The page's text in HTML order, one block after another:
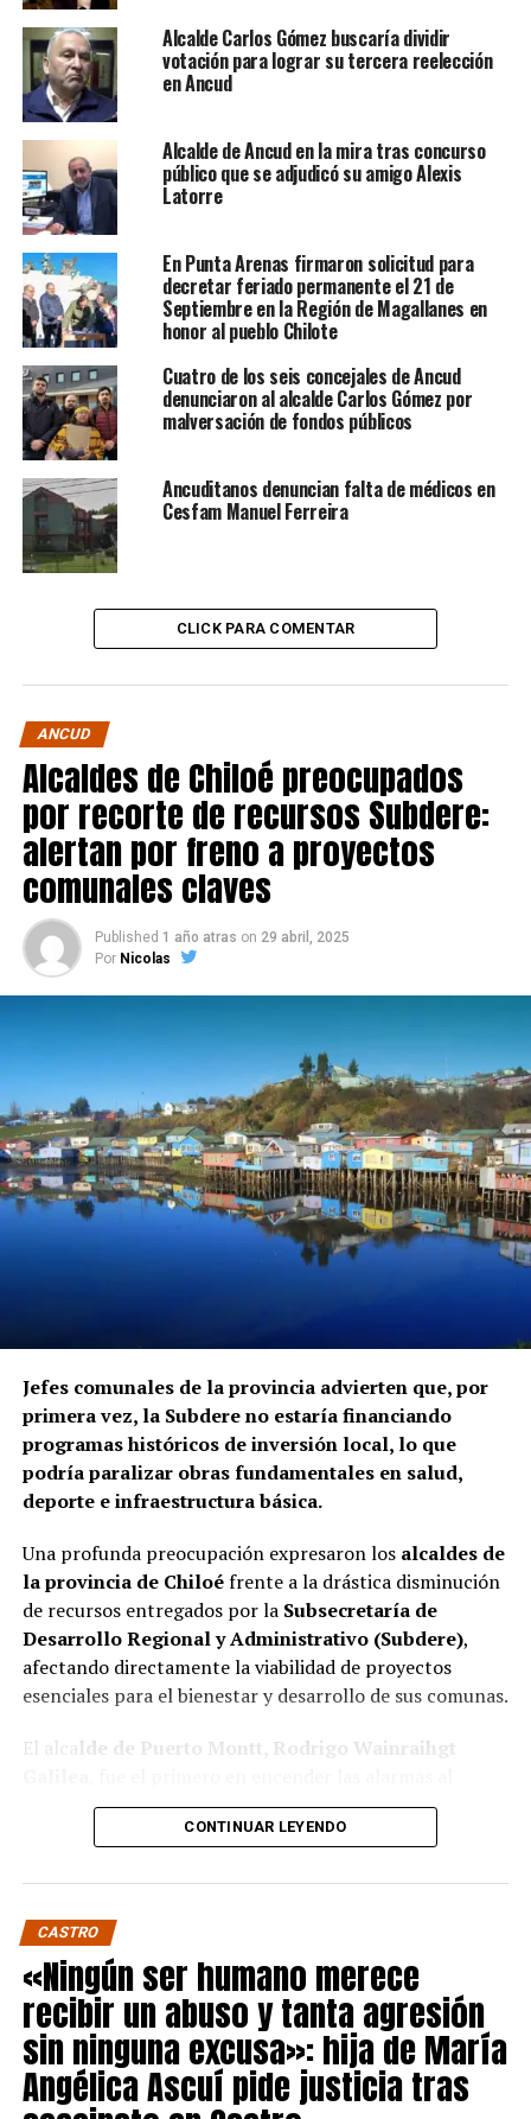
Alcalde Carlos Gómez buscaría dividir
votación para lograr su tercera reelección
en Ancud
Alcalde de Ancud en la mira tras concurso
público que se adjudicó su amigo Alexis
Latorre
En Punta Arenas firmaron solicitud para
decretar feriado permanente el 21 de
Septiembre en la Región de Magallanes en
honor al pueblo Chilote
Cuatro de los seis concejales de Ancud
denunciaron al alcalde Carlos Gómez por
malversación de fondos públicos
Ancuditanos denuncian falta de médicos en
Cesfam Manuel Ferreira
CLICK PARA COMENTAR
ANCUD
Alcaldes de Chiloé preocupados
por recorte de recursos Subdere:
alertan por freno a proyectos
comunales claves
Published 1 año atras on 29 abril, 2025
Por Nicolas
Jefes comunales de la provincia advierten que, por
primera vez, la Subdere no estaría financiando
programas históricos de inversión local, lo que
podría paralizar obras fundamentales en salud,
deporte e infraestructura básica.
Una profunda preocupación expresaron los alcaldes de
la provincia de Chiloéfrente a la drástica disminución
de recursos entregados por la Subsecretaría de
Desarrollo Regional y Administrativo (Subdere),
afectando directamente la viabilidad de proyectos
esenciales para el bienestar y desarrollo de sus comunas.
El alca lde de Puerto Montt, Rodrigo Wainraihgt
denunciar públicamente que la Subdere no cuenta con
fondos para financiar iniciativas del Programa de
Mejoramiento de Barrios (PMB), a pesar de que muchas
ya estaban declaradas elegibles.
historia, la Subdere no tiene recursos para estos
programas fundamentales”, afirmó el edil de la capital
regional de Los Lagos.
Sus pares de Chiloé respaldaron sus declaraciones,
manifestando su inquietud por el impacto que esta
situación tendrá en sus comunas.
CONTINUAR LEYENDO
CASTRO
«Ningún ser humano merece
recibir un abuso y tanta agresión
sin ninguna excusa»: hija de María
Angélica Ascuí pide justicia tras